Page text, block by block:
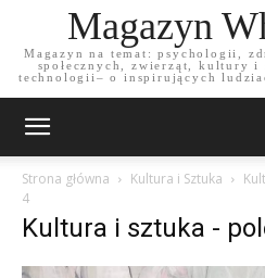
Magazyn
Magazyn na temat: psychologii,
społecznych, zwierząt, kultury i
technologii– o inspirujących
Strona główna Kultura i Sztuka
4
Kultura i sztuka -